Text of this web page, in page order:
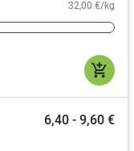
32,00 €/kg
add_shopping_cart
6,40 - 9,60 €